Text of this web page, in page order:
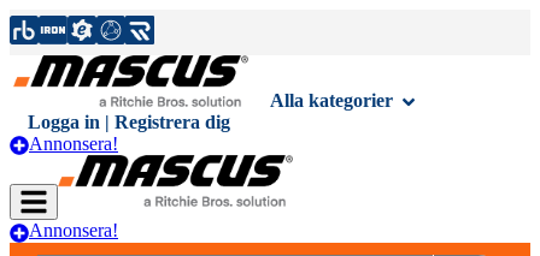
Alla kategorier
Logga in | Registrera dig
Annonsera!
Annonsera!